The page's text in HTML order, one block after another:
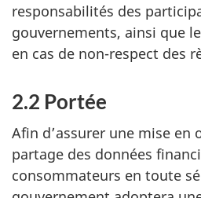
responsabilités des
gouvernements, ainsi que
en cas de non-respect des
2.2 Portée
Afin d’assurer une mise en
partage des données
consommateurs en toute